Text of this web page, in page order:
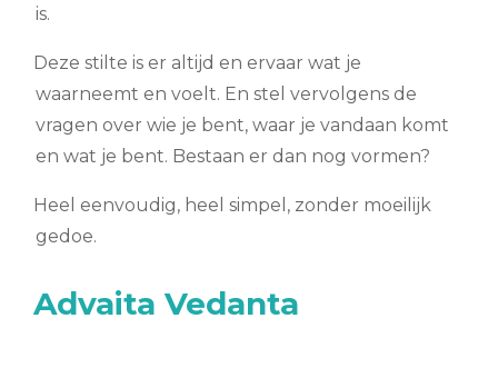
is.
Deze stilte is er altijd en ervaar wat je
waarneemt en voelt. En stel vervolgens de
vragen over wie je bent, waar je vandaan komt
en wat je bent. Bestaan er dan nog vormen?
Heel eenvoudig, heel simpel, zonder moeilijk
gedoe.
Advaita Vedanta